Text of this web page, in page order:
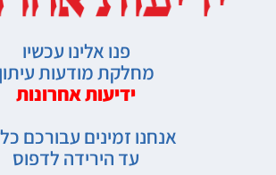
פנו אלינו עכשיו
מחלקת מודעות עיתון
ידיעות אחרונות
אנחנו זמינים עבורכם כל
עד הירידה לדפוס